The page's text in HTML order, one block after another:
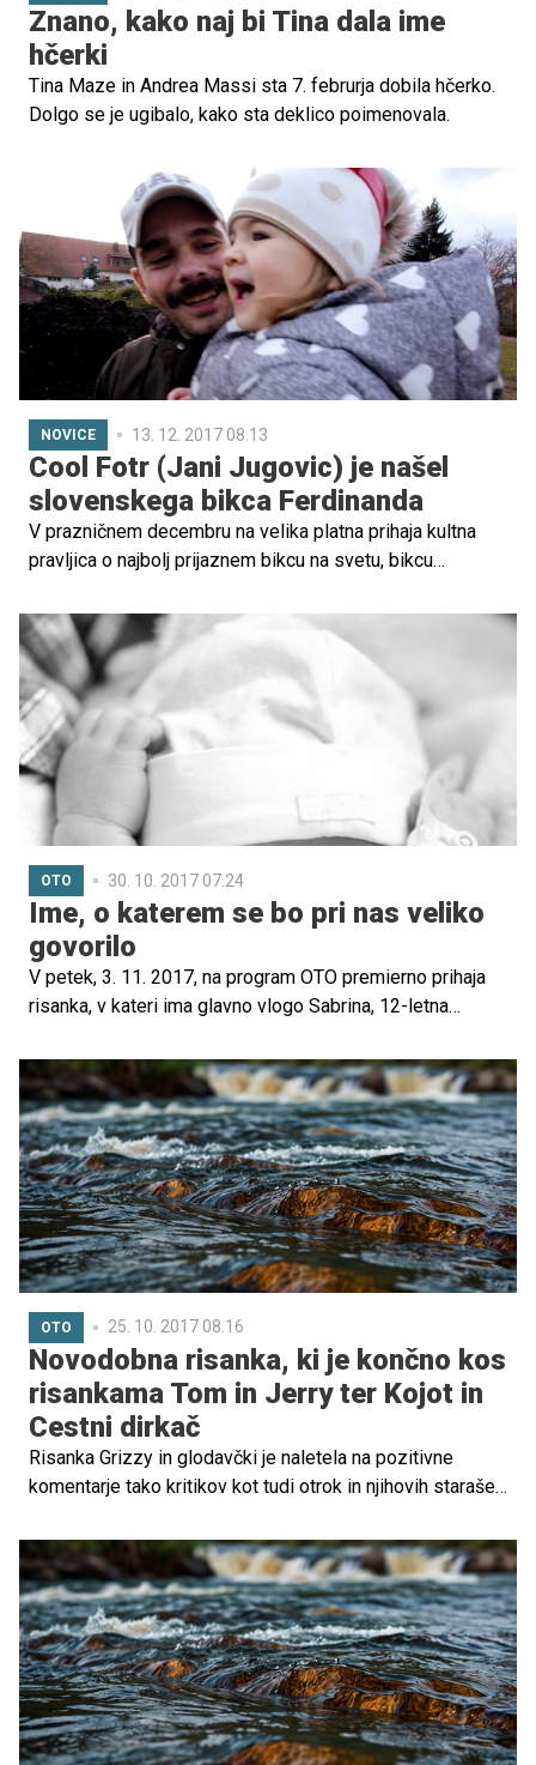
Znano, kako naj bi Tina dala ime
hčerki
Tina Maze in Andrea Massi sta 7. februrja dobila hčerko.
Dolgo se je ugibalo, kako sta deklico poimenovala.
NOVICE 13. 12. 2017 08.13
Cool Fotr (Jani Jugovic) je našel
slovenskega bikca Ferdinanda
V prazničnem decembru na velika platna prihaja kultna
pravljica o najbolj prijaznem bikcu na svetu, bikcu
mladimi v Sloveniji.
OTO 30. 10. 2017 07.24
Ime, o katerem se bo pri nas veliko
govorilo
V petek, 3. 11. 2017, na program OTO premierno prihaja
risanka, v kateri ima glavno vlogo Sabrina, 12-letna
dečki navdušeni nad tem imenom in bodo v bodoče želeli
tako poimenovati svoje sestrice, smo pobrskali, kaj sploh
pomeni to ime in kako pogosto je v Sloveniji.
OTO 25. 10. 2017 08.16
Novodobna risanka, ki je končno kos
risankama Tom in Jerry ter Kojot in
Cestni dirkač
Risanka Grizzy in glodavčki je naletela na pozitivne
komentarje tako kritikov kot tudi otrok in njihovih starašev
ogledamo 'spopad' dveh junakov, medveda Grizzyja in
glodavčkov, kot sta si bila v laseh večna nasprotnika Tom
in Jerry.